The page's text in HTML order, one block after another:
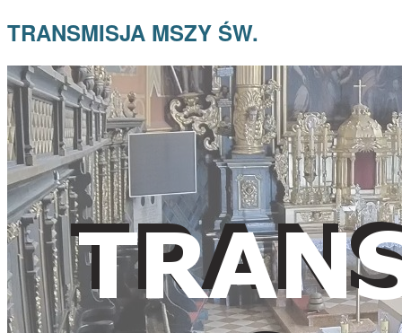
TRANSMISJA MSZY ŚW.